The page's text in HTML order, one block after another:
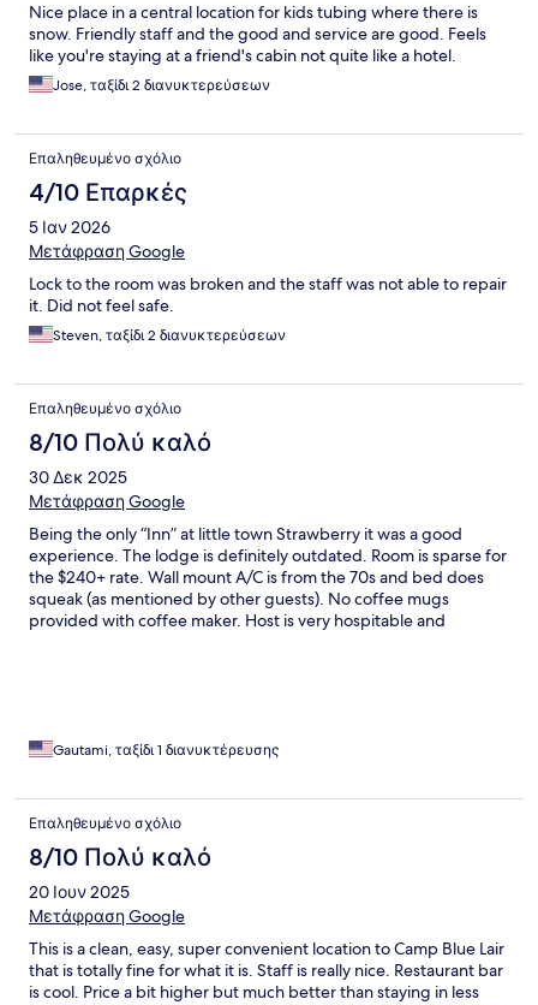
Nice place in a central location for kids tubing where there is
snow. Friendly staff and the good and service are good. Feels
like you're staying at a friend's cabin not quite like a hotel.
Jose, ταξίδι 2 διανυκτερεύσεων
Επαληθευμένο σχόλιο
4/10 Επαρκές
5 Ιαν 2026
Μετάφραση Google
Lock to the room was broken and the staff was not able to repair
it. Did not feel safe.
Steven, ταξίδι 2 διανυκτερεύσεων
Επαληθευμένο σχόλιο
8/10 Πολύ καλό
30 Δεκ 2025
Μετάφραση Google
Being the only “Inn” at little town Strawberry it was a good
experience. The lodge is definitely outdated. Room is sparse for
the $240+ rate. Wall mount A/C is from the 70s and bed does
squeak (as mentioned by other guests). No coffee mugs
provided with coffee maker. Host is very hospitable and
Gautami, ταξίδι 1 διανυκτέρευσης
Επαληθευμένο σχόλιο
8/10 Πολύ καλό
20 Ιουν 2025
Μετάφραση Google
This is a clean, easy, super convenient location to Camp Blue Lair
that is totally fine for what it is. Staff is really nice. Restaurant bar
is cool. Price a bit higher but much better than staying in less